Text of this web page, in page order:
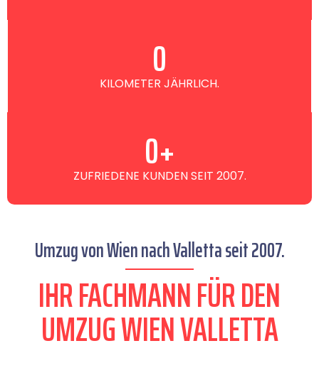
KILOMETER JÄHRLICH.
0
ZUFRIEDENE KUNDEN SEIT 2007.
0+
Umzug von Wien nach Valletta seit 2007.
IHR FACHMANN FÜR DEN
UMZUG WIEN VALLETTA